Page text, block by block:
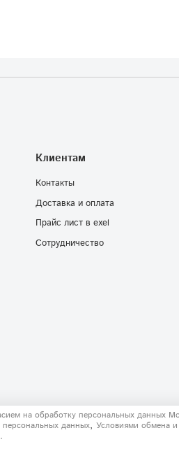
Клиентам
Контакты
Доставка и оплата
Прайс лист в exel
Сотрудничество
на обработку персональных данных
данных, Условиями обмена и
.